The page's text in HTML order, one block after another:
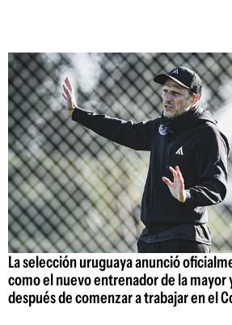
La selección uruguaya anunció
como el nuevo entrenador de la mayor
después de comenzar a trabajar en el